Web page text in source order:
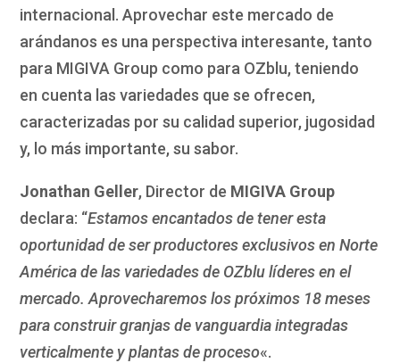
internacional. Aprovechar este mercado de
arándanos es una perspectiva interesante, tanto
para MIGIVA Group como para OZblu, teniendo
en cuenta las variedades que se ofrecen,
caracterizadas por su calidad superior, jugosidad
y, lo más importante, su sabor.
Jonathan Geller, Director de MIGIVA Group
declara: “Estamos encantados de tener esta
oportunidad de ser productores exclusivos en Norte
América de las variedades de OZblu líderes en el
mercado. Aprovecharemos los próximos 18 meses
para construir granjas de vanguardia integradas
verticalmente y plantas de proceso«.